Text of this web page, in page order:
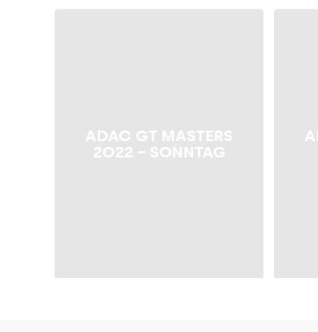
ADAC GT MASTERS
2022 – SONNTAG